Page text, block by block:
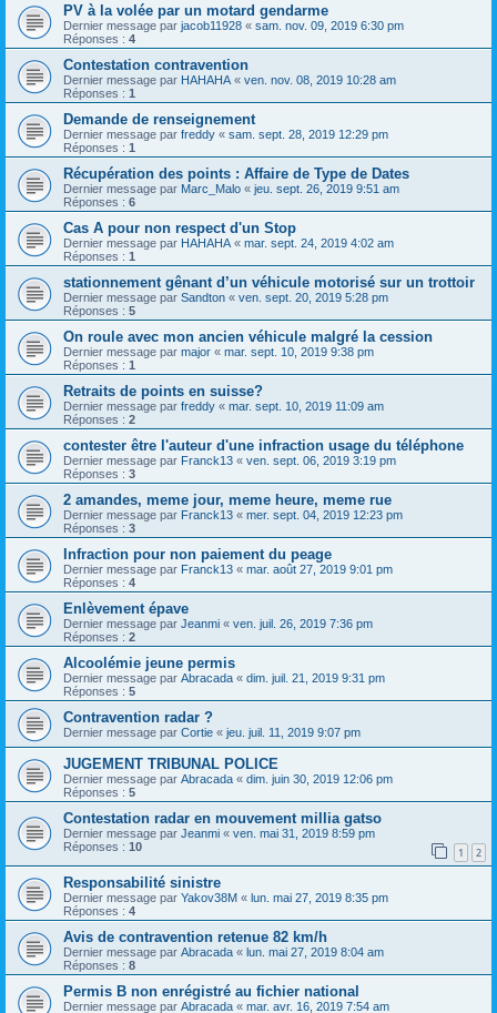
PV à la volée par un motard gendarme
Dernier message par jacob11928 « sam. nov. 09, 2019 6:30 pm
Réponses : 4
Contestation contravention
Dernier message par HAHAHA « ven. nov. 08, 2019 10:28 am
Réponses : 1
Demande de renseignement
Dernier message par freddy « sam. sept. 28, 2019 12:29 pm
Réponses : 1
Récupération des points : Affaire de Type de Dates
Dernier message par Marc_Malo « jeu. sept. 26, 2019 9:51 am
Réponses : 6
Cas A pour non respect d'un Stop
Dernier message par HAHAHA « mar. sept. 24, 2019 4:02 am
Réponses : 1
stationnement gênant d’un véhicule motorisé sur un trottoir
Dernier message par Sandton « ven. sept. 20, 2019 5:28 pm
Réponses : 5
On roule avec mon ancien véhicule malgré la cession
Dernier message par major « mar. sept. 10, 2019 9:38 pm
Réponses : 1
Retraits de points en suisse?
Dernier message par freddy « mar. sept. 10, 2019 11:09 am
Réponses : 2
contester être l'auteur d'une infraction usage du téléphone
Dernier message par Franck13 « ven. sept. 06, 2019 3:19 pm
Réponses : 3
2 amandes, meme jour, meme heure, meme rue
Dernier message par Franck13 « mer. sept. 04, 2019 12:23 pm
Réponses : 3
Infraction pour non paiement du peage
Dernier message par Franck13 « mar. août 27, 2019 9:01 pm
Réponses : 4
Enlèvement épave
Dernier message par Jeanmi « ven. juil. 26, 2019 7:36 pm
Réponses : 2
Alcoolémie jeune permis
Dernier message par Abracada « dim. juil. 21, 2019 9:31 pm
Réponses : 5
Contravention radar ?
Dernier message par Cortie « jeu. juil. 11, 2019 9:07 pm
JUGEMENT TRIBUNAL POLICE
Dernier message par Abracada « dim. juin 30, 2019 12:06 pm
Réponses : 5
Contestation radar en mouvement millia gatso
Dernier message par Jeanmi « ven. mai 31, 2019 8:59 pm
Réponses : 10 1 2
Responsabilité sinistre
Dernier message par Yakov38M « lun. mai 27, 2019 8:35 pm
Réponses : 4
Avis de contravention retenue 82 km/h
Dernier message par Abracada « lun. mai 27, 2019 8:04 am
Réponses : 8
Permis B non enrégistré au fichier national
Dernier message par Abracada « mar. avr. 16, 2019 7:54 am